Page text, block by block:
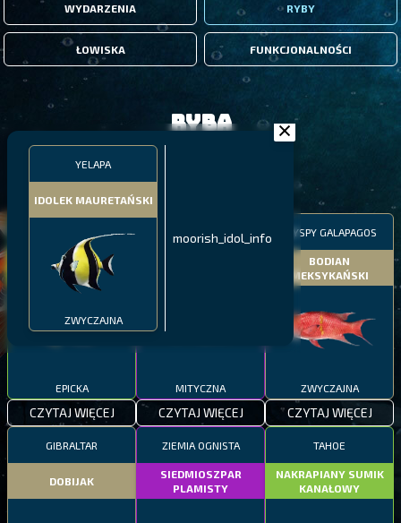
WYDARZENIA RYBY
ŁOWISKA FUNKCJONALNOŚCI
YELAPA
IDOLEK MAURETAŃSKI
ZWYCZAJNA
moorish_idol_info
Ryba
PYSZCZAK ZACHODNI
EPICKA
CZYTAJ WIĘCEJ
PÓŁNOCNE FIORDY
MITYCZNA
CZYTAJ WIĘCEJ
WYSPY GALAPAGOS
BODIAN
MEKSYKAŃSKI
ZWYCZAJNA
CZYTAJ WIĘCEJ
GIBRALTAR
DOBIJAK
ZIEMIA OGNISTA
SIEDMIOSZPAR
PLAMISTY
TAHOE
NAKRAPIANY SUMIK
KANAŁOWY